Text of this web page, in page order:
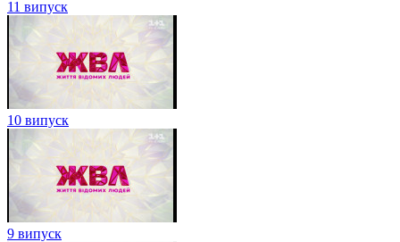
11 випуск
10 випуск
9 випуск